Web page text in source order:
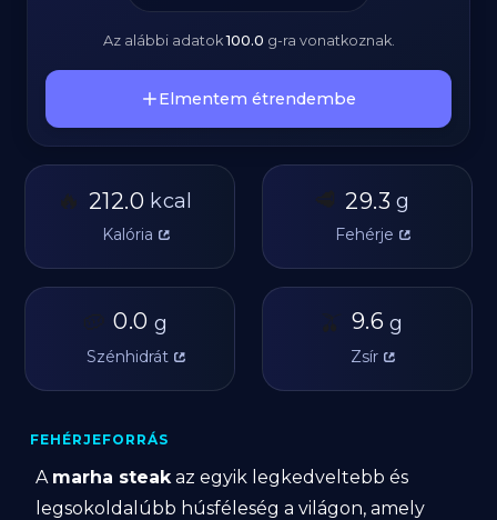
Az alábbi adatok100.0 g-ra vonatkoznak.
Elmentem étrendembe
🔥 212.0 kcal
Kalória
🥩 29.3 g
Fehérje
🥔 0.0 g
Szénhidrát
🫒 9.6 g
Zsír
FEHÉRJEFORRÁS
A marha steakaz egyik legkedveltebb és
legsokoldalúbb húsféleség a világon, amely